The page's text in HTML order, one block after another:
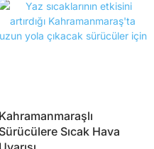
Kahramanmaraşlı
Sürücülere Sıcak Hava